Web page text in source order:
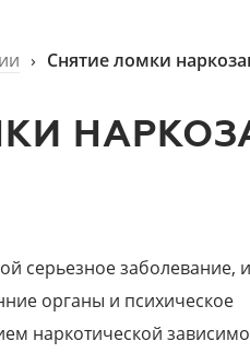
› Снятие ломки
серьезное заболевание,
органы и психическое
наркотической